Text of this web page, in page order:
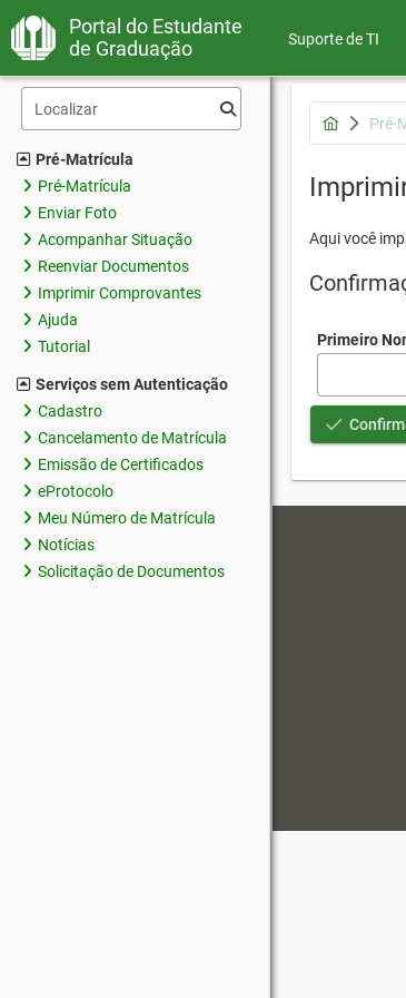
Portal do Estudante
de Graduação
Suporte de TI
Pré-Matrícula
Pré-Matrícula
Enviar Foto
Acompanhar Situação
Reenviar Documentos
Imprimir Comprovantes
Ajuda
Tutorial
Serviços sem Autenticação
Cadastro
Cancelamento de Matrícula
Emissão de Certificados
eProtocolo
Meu Número de Matrícula
Notícias
Solicitação de Documentos
Pré-
Aqui você
Primeiro